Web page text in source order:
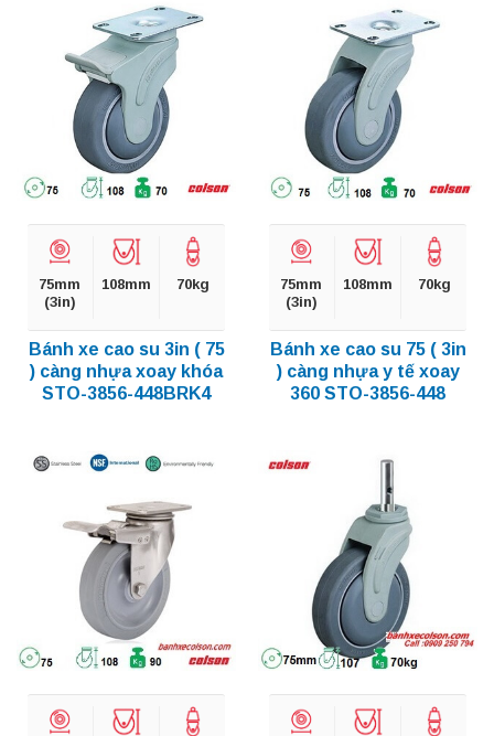
75mm
(3in)
108mm 70kg
Bánh xe cao su 3in ( 75
) càng nhựa xoay khóa
STO-3856-448BRK4
75mm
(3in)
108mm 70kg
Bánh xe cao su 75 ( 3in
) càng nhựa y tế xoay
360 STO-3856-448